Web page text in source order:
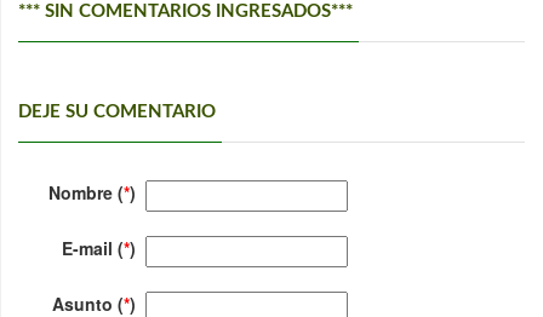
*** SIN COMENTARIOS INGRESADOS***
DEJE SU COMENTARIO
Nombre (*)
E-mail (*)
Asunto (*)